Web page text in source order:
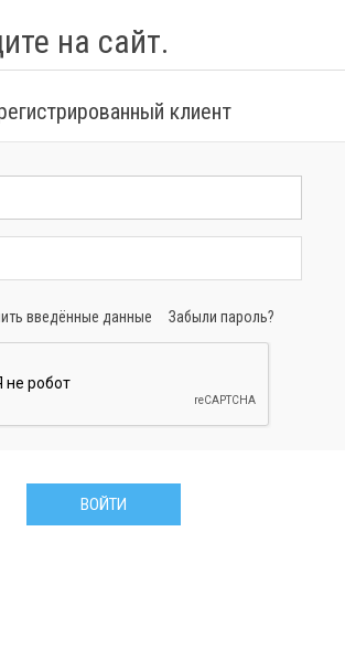
на сайт.
клиент
введённые данные Забыли пароль?